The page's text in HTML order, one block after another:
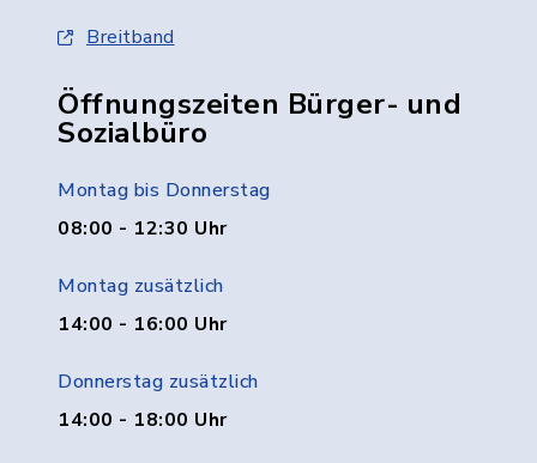
Breitband
Öffnungszeiten Bürger- und
Sozialbüro
Montag bis Donnerstag
08:00 - 12:30 Uhr
Montag zusätzlich
14:00 - 16:00 Uhr
Donnerstag zusätzlich
14:00 - 18:00 Uhr